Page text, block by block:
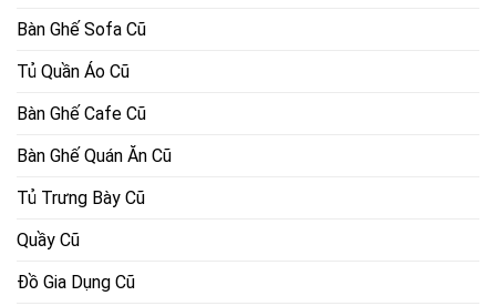
Bàn Ghế Sofa Cũ
Tủ Quần Áo Cũ
Bàn Ghế Cafe Cũ
Bàn Ghế Quán Ăn Cũ
Tủ Trưng Bày Cũ
Quầy Cũ
Đồ Gia Dụng Cũ